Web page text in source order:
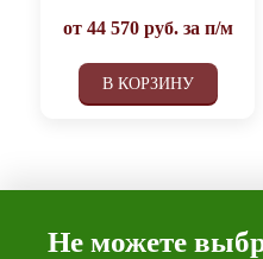
от 44 570руб. за п/м
В КОРЗИНУ
Не можете